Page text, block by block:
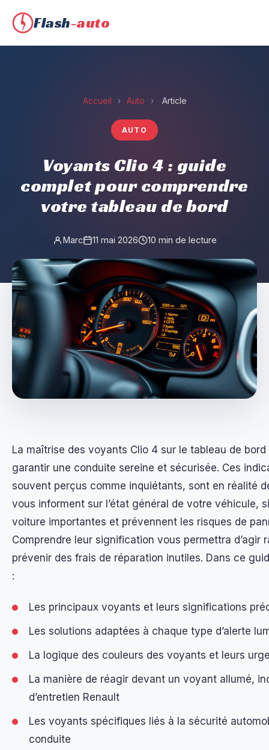
Flash-auto
Accueil › Auto › Article
AUTO
Voyants Clio 4 : guide
complet pour comprendre
votre tableau de bord
Marc 11 mai 2026 10 min de lecture
La maîtrise des voyants Clio 4 sur le tableau de
garantir une conduite sereine et sécurisée. Ces
souvent perçus comme inquiétants, sont en réalité
vous informent sur l’état général de votre véhicule,
voiture importantes et prévennent les risques de
Comprendre leur signification vous permettra d’agir
prévenir des frais de réparation inutiles. Dans ce
:
Les principaux voyants et leurs significations
Les solutions adaptées à chaque type d’alerte
La logique des couleurs des voyants et leurs
La manière de réagir devant un voyant allumé,
d’entretien Renault
Les voyants spécifiques liés à la sécurité
conduite